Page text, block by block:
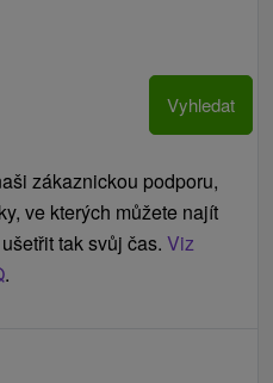
Vyhledat
zákaznickou podporu,
ve kterých můžete najít
tak svůj čas. Viz
.